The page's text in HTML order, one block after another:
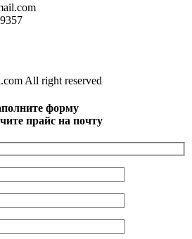
All right reserved
форму
прайс на почту